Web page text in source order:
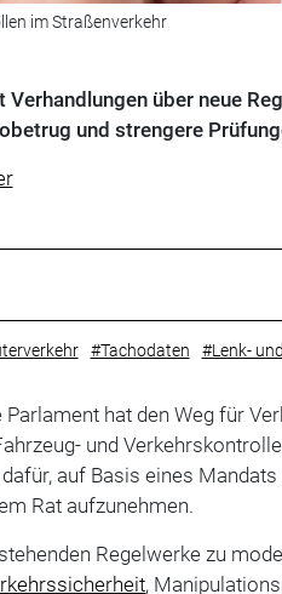
im Straßenverkehr
Verhandlungen über neue
und strengere
#Tachodaten #Lenk-
hat den Weg für
und
auf Basis eines
Rat aufzunehmen.
Regelwerke zu
,